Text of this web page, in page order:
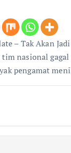
– Tak Akan
tim nasional
pengamat